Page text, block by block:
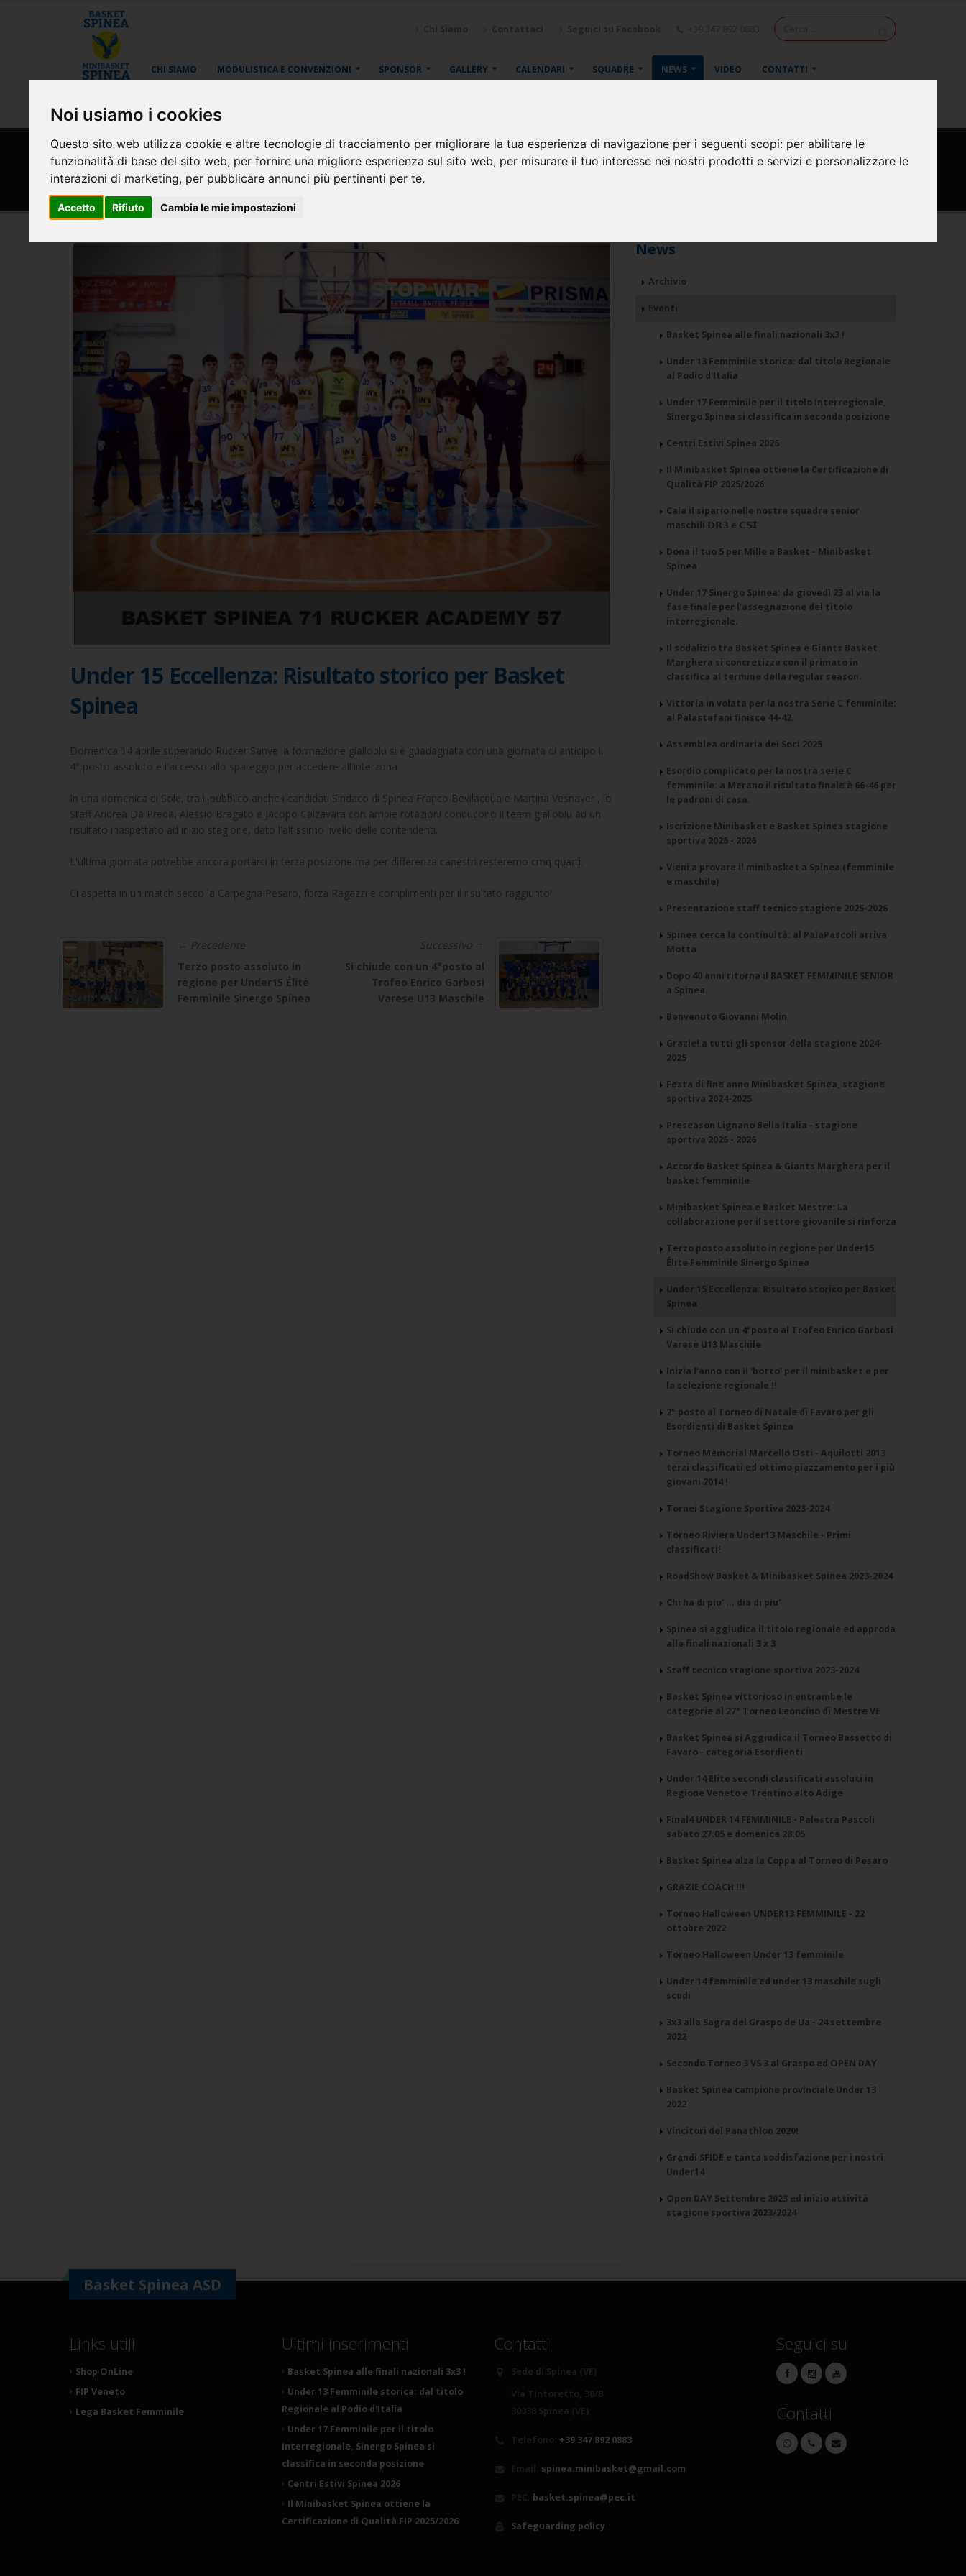
Noi usiamo i cookies
Questo sito web utilizza cookie e altre tecnologie di tracciamento per migliorare la tua esperienza di navigazione per i seguenti scopi: per abilitare le
funzionalità di base del sito web, per fornire una migliore esperienza sul sito web, per misurare il tuo interesse nei nostri prodotti e servizi e personalizzare le
interazioni di marketing, per pubblicare annunci più pertinenti per te.
Accetto Rifiuto Cambia le mie impostazioni
CHI SIAMO MODULISTICA E CONVENZIONI SPONSOR GALLERY CALENDARI SQUADRE NEWS VIDEO CONTATTI
HOME NEWS
Eventi: Under 15 Eccellenza: Risultato storico per Basket Spinea
Under 15 Eccellenza: Risultato storico per Basket
Spinea
Domenica 14 aprile superando Rucker Sanve la formazione gialloblu si è guadagnata con una giornata di anticipo il
4° posto assoluto e l'accesso allo spareggio per accedere all'interzona
In una domenica di Sole, tra il pubblico anche i candidati Sindaco di Spinea Franco Bevilacqua e Martina Vesnaver , lo
Staff Andrea Da Preda, Alessio Bragato e Jacopo Calzavara con ampie rotazioni conducono il team gialloblu ad un
risultato inaspettato ad inizio stagione, dato l'altissimo livello delle contendenti.
L'ultima giornata potrebbe ancora portarci in terza posizione ma per differenza canestri resteremo cmq quarti.
Ci aspetta in un match secco la Carpegna Pesaro, forza Ragazzi e complimenti per il risultato raggiunto!
← Precedente
Terzo posto assoluto in
regione per Under15 Élite
Femminile Sinergo Spinea
Successivo →
Si chiude con un 4°posto al
Trofeo Enrico Garbosi
Varese U13 Maschile
News
Archivio
Eventi
Basket Spinea alle finali nazionali 3x3 !
Under 13 Femminile storica: dal titolo Regionale
al Podio d'Italia
Under 17 Femminile per il titolo Interregionale,
Sinergo Spinea si classifica in seconda posizione
Centri Estivi Spinea 2026
Il Minibasket Spinea ottiene la Certificazione di
Qualità FIP 2025/2026
Cala il sipario nelle nostre squadre senior
maschili 𝗗𝗥𝟯 e 𝗖𝗦𝗜
Dona il tuo 5 per Mille a Basket - Minibasket
Spinea
Under 17 Sinergo Spinea: da giovedì 23 al via la
fase finale per l’assegnazione del titolo
interregionale.
Il sodalizio tra Basket Spinea e Giants Basket
Marghera si concretizza con il primato in
classifica al termine della regular season.
Vittoria in volata per la nostra Serie C femminile:
al Palastefani finisce 44-42.
Assemblea ordinaria dei Soci 2025
Esordio complicato per la nostra serie C
femminile: a Merano il risultato finale è 66-46 per
le padroni di casa.
Iscrizione Minibasket e Basket Spinea stagione
sportiva 2025 - 2026
Vieni a provare il minibasket a Spinea (femminile
e maschile)
Presentazione staff tecnico stagione 2025-2026
Spinea cerca la continuità: al PalaPascoli arriva
Motta
Dopo 40 anni ritorna il BASKET FEMMINILE SENIOR
a Spinea
Benvenuto Giovanni Molin
Grazie! a tutti gli sponsor della stagione 2024-
2025
Festa di fine anno Minibasket Spinea, stagione
sportiva 2024-2025
Preseason Lignano Bella Italia - stagione
sportiva 2025 - 2026
Accordo Basket Spinea & Giants Marghera per il
basket femminile
Minibasket Spinea e Basket Mestre: La
collaborazione per il settore giovanile si rinforza
Terzo posto assoluto in regione per Under15
Élite Femminile Sinergo Spinea
Under 15 Eccellenza: Risultato storico per Basket
Spinea
Si chiude con un 4°posto al Trofeo Enrico Garbosi
Varese U13 Maschile
Inizia l'anno con il 'botto' per il minibasket e per
la selezione regionale !!
2° posto al Torneo di Natale di Favaro per gli
Esordienti di Basket Spinea
Torneo Memorial Marcello Osti - Aquilotti 2013
terzi classificati ed ottimo piazzamento per i più
giovani 2014 !
Tornei Stagione Sportiva 2023-2024
Torneo Riviera Under13 Maschile - Primi
classificati!
RoadShow Basket & Minibasket Spinea 2023-2024
Chi ha di piu' ... dia di piu'
Spinea si aggiudica il titolo regionale ed approda
alle finali nazionali 3 x 3
Staff tecnico stagione sportiva 2023-2024
Basket Spinea vittorioso in entrambe le
categorie al 27° Torneo Leoncino di Mestre VE
Basket Spinea si Aggiudica il Torneo Bassetto di
Favaro - categoria Esordienti
Under 14 Elite secondi classificati assoluti in
Regione Veneto e Trentino alto Adige
Final4 UNDER 14 FEMMINILE - Palestra Pascoli
sabato 27.05 e domenica 28.05
Basket Spinea alza la Coppa al Torneo di Pesaro
GRAZIE COACH !!!
Torneo Halloween UNDER13 FEMMINILE - 22
ottobre 2022
Torneo Halloween Under 13 femminile
Under 14 femminile ed under 13 maschile sugli
scudi
3x3 alla Sagra del Graspo de Ua - 24 settembre
2022
Secondo Torneo 3 VS 3 al Graspo ed OPEN DAY
Basket Spinea campione provinciale Under 13
2022
Vincitori del Panathlon 2020!
Grandi SFIDE e tanta soddisfazione per i nostri
Under14
Open DAY Settembre 2023 ed inizio attività
stagione sportiva 2023/2024
Basket Spinea ASD
Links utili
Shop OnLine
FIP Veneto
Lega Basket Femminile
Ultimi inserimenti
Basket Spinea alle finali nazionali 3x3 !
Under 13 Femminile storica: dal titolo
Regionale al Podio d'Italia
Under 17 Femminile per il titolo
Interregionale, Sinergo Spinea si
classifica in seconda posizione
Centri Estivi Spinea 2026
Il Minibasket Spinea ottiene la
Certificazione di Qualità FIP 2025/2026
Contatti
+39 347 892 0883
spinea.minibasket@gmail.com
basket.spinea@pec.it
Safeguarding policy
Seguici su
Contatti